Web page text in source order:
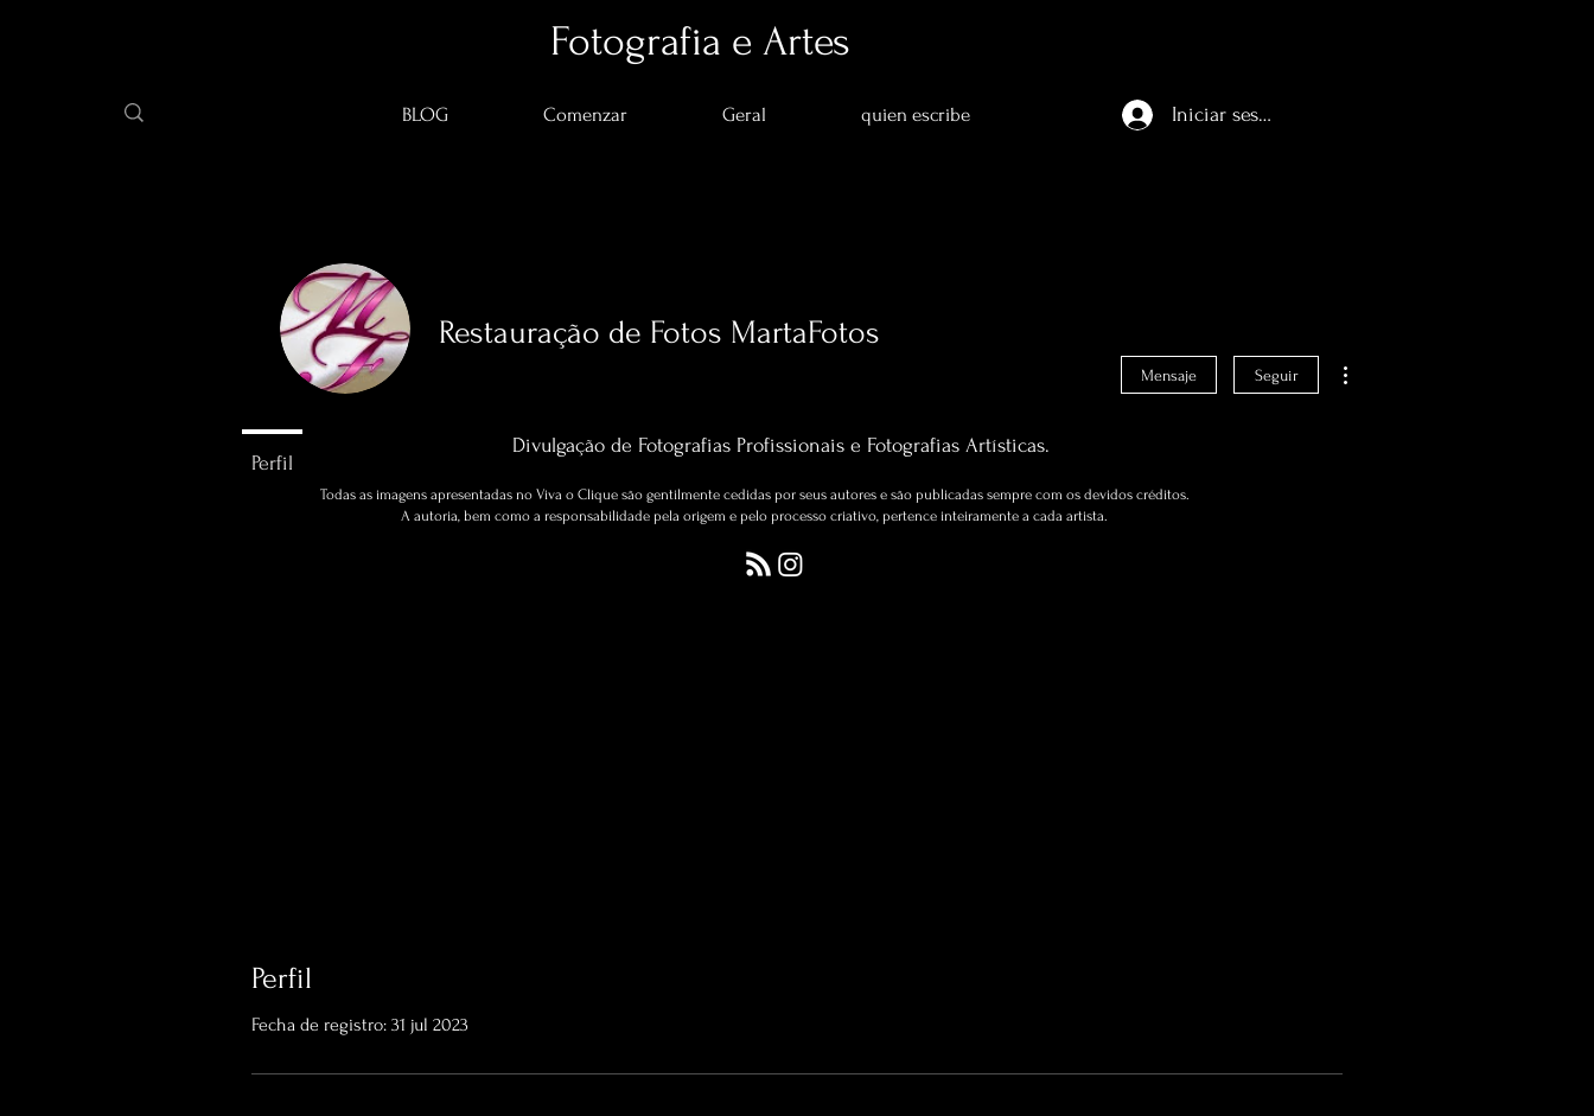
Fotografia e Artes
BLOG Comenzar Geral quien escribe Iniciar sesión
Divulgação de Fotografias Profissionais e Fotografias Artísticas.
Todas as imagens apresentadas no Viva o Clique são gentilmente cedidas por seus autores e são publicadas sempre com os devidos créditos.
A autoria, bem como a responsabilidade pela origem e pelo processo criativo, pertence inteiramente a cada artista.
Perfil
Fecha de registro: 31 jul 2023
Restauração de Fotos MartaFotos
Mensaje Seguir
Perfil